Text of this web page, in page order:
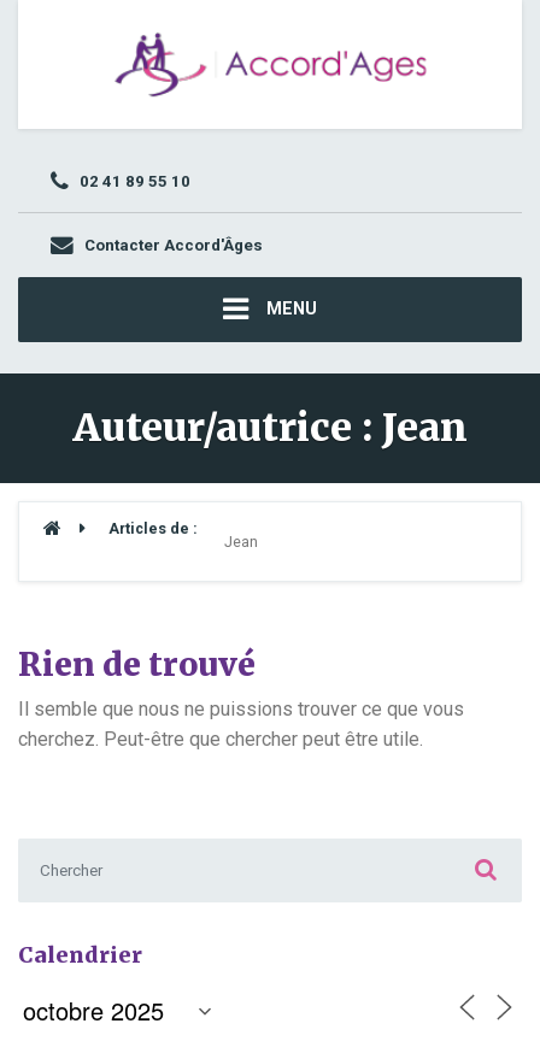
02 41 89 55 10
Contacter Accord'Âges
MENU
Auteur/autrice : Jean
Articles de :
Jean
Rien de trouvé
Il semble que nous ne puissions trouver ce que vous
cherchez. Peut-être que chercher peut être utile.
Calendrier